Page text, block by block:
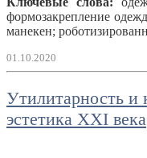
формозакрепление
манекен;
01.10.2020
Утилитарность и
эстетика XXI века